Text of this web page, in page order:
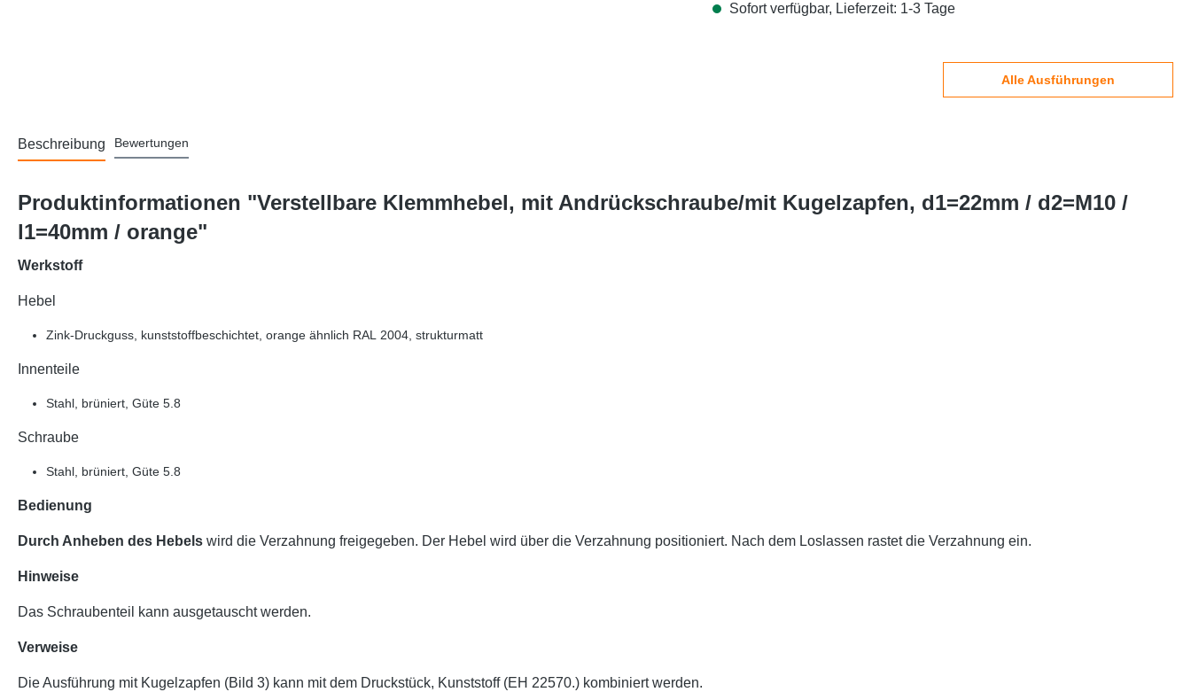
Sofort verfügbar, Lieferzeit: 1-3 Tage
Alle Ausführungen
Beschreibung Bewertungen
Produktinformationen "Verstellbare Klemmhebel, mit Andrückschraube/mit Kugelzapfen, d1=22mm / d2=M10 /
l1=40mm / orange"
Werkstoff
Hebel
Zink-Druckguss, kunststoffbeschichtet, orange ähnlich RAL 2004, strukturmatt
Innenteile
Stahl, brüniert, Güte 5.8
Schraube
Stahl, brüniert, Güte 5.8
Bedienung
Durch Anheben des Hebels wird die Verzahnung freigegeben. Der Hebel wird über die Verzahnung positioniert. Nach dem Loslassen rastet die Verzahnung ein.
Hinweise
Das Schraubenteil kann ausgetauscht werden.
Verweise
Die Ausführung mit Kugelzapfen (Bild 3) kann mit dem Druckstück, Kunststoff (EH 22570.) kombiniert werden.